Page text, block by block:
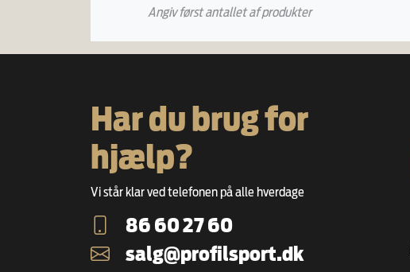
Angiv først antallet af produkter
Har du brug for
hjælp?
Vi står klar ved telefonen på alle hverdage
86 60 27 60
salg@profilsport.dk